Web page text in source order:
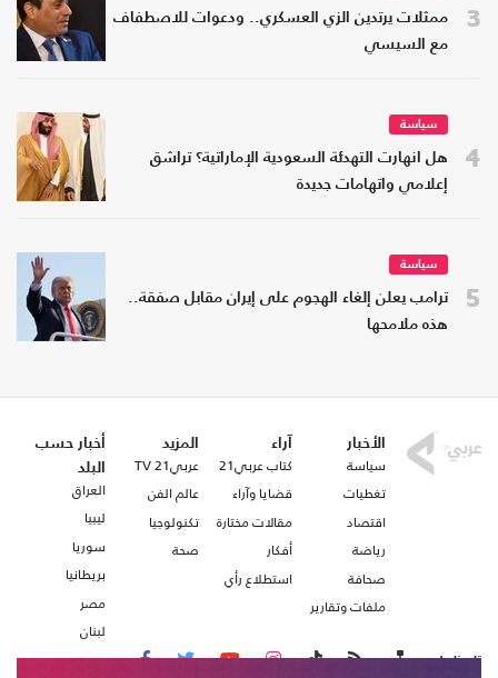
3
ممثلات يرتدين الزي العسكري.. ودعوات للاصطفاف
مع السيسي
4
سياسة
هل انهارت التهدئة السعودية الإماراتية؟ تراشق
إعلامي واتهامات جديدة
5
سياسة
ترامب يعلن إلغاء الهجوم على إيران مقابل صفقة..
هذه ملامحها
الأخبار
سياسة
تغطيات
اقتصاد
رياضة
صحافة
ملفات وتقارير
آراء
كتاب عربي21
قضايا وآراء
مقالات مختارة
أفكار
استطلاع رأي
المزيد
عربي21 TV
عالم الفن
تكنولوجيا
صحة
أخبار حسب
البلد
العراق
ليبيا
سوريا
بريطانيا
مصر
لبنان
تابعنا على